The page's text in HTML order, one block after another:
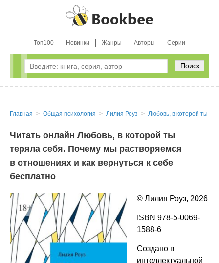
Топ100 Новинки Жанры Авторы Серии
Поиск
Главная Общая психология Лилия Роуз Любовь, в которой ты
Читать онлайн Любовь, в которой ты
теряла себя. Почему мы растворяемся
в отношениях и как вернуться к себе
бесплатно
© Лилия Роуз, 2026
ISBN 978-5-0069-
1588-6
Создано в
интеллектуальной